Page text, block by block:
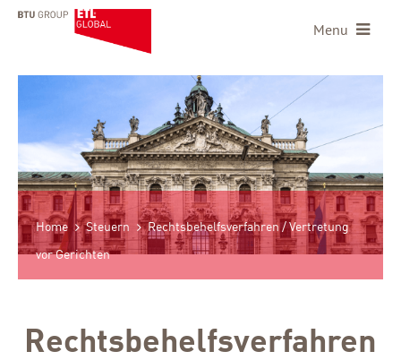
Menu
Home Steuern
Rechtsbehelfsverfahren / Vertretung
vor Gerichten
Rechtsbehelfsverfahren